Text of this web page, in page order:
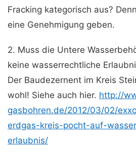
Fracking kategorisch aus?
eine Genehmigung geben.
2. Muss die Untere
keine wasserrechtliche
Der Baudezernent im Kreis
wohl! Siehe auch hier. http://
gasbohren.de/2012/03/02/
erdgas-kreis-pocht-auf-
erlaubnis/